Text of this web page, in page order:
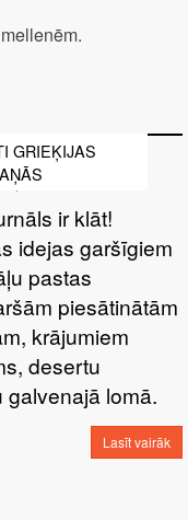
GRIEĶIJAS
ir klāt!
idejas garšīgiem
pastas
piesātinātām
krājumiem
desertu
lomā.
Lasīt vairāk